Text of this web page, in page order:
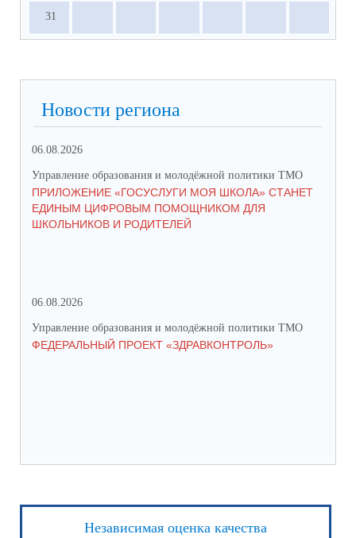
31
Новости региона
06.08.2026
Управление образования и молодёжной политики ТМО
ПРИЛОЖЕНИЕ «ГОСУСЛУГИ МОЯ ШКОЛА» СТАНЕТ
ЕДИНЫМ ЦИФРОВЫМ ПОМОЩНИКОМ ДЛЯ
ШКОЛЬНИКОВ И РОДИТЕЛЕЙ
06.08.2026
Управление образования и молодёжной политики ТМО
ФЕДЕРАЛЬНЫЙ ПРОЕКТ «ЗДРАВКОНТРОЛЬ»
Независимая оценка качества